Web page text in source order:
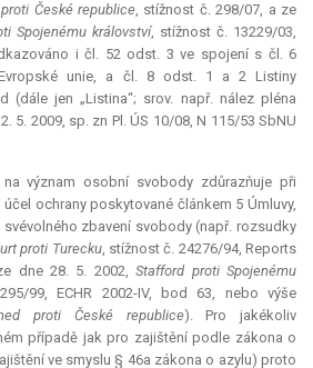
České republice, stížnost č. 298/07, a ze
Spojenému království, stížnost č. 13229/03,
i čl. 52 odst. 3 ve spojení s čl. 6
unie, a čl. 8 odst. 1 a 2 Listiny
(dále jen „Listina“; srov. např. nález pléna
5. 2009, sp. zn Pl. ÚS 10/08, N 115/53 SbNU
na význam osobní svobody zdůrazňuje při
ochrany poskytované článkem 5 Úmluvy,
zbavení svobody (např. rozsudky
proti Turecku, stížnost č. 24276/94, Reports
dne 28. 5. 2002,Stafford proti Spojenému
99, ECHR 2002-IV, bod 63, nebo výše
proti České republice). Pro jakékoliv
případě jak pro zajištění podle zákona o
ve smyslu § 46a zákona o azylu) proto